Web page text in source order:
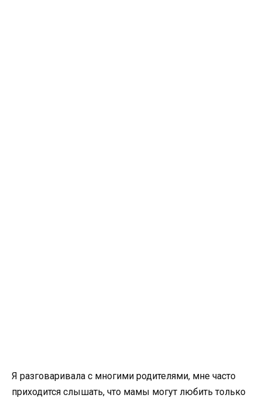
Я разговаривала с многими родителями, мне часто
приходится слышать, что мамы могут любить только